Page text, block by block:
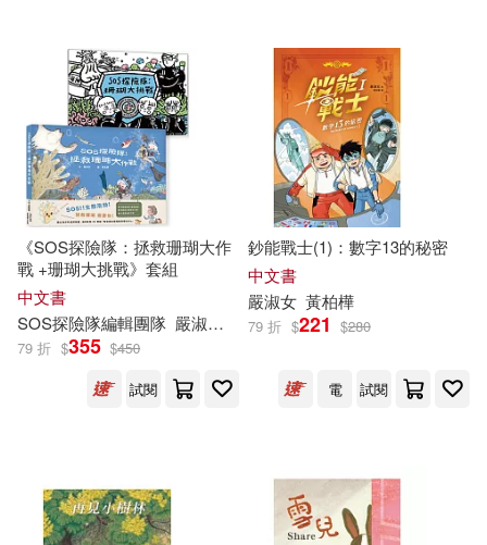
岑澎維(1)
張瓊文(1)
王文華、嚴淑女、黃文輝等(1)
詹凱婷(1) 阿伯特．藍伯(1)
（澳）肖納·英尼斯，（匈）艾瑞茲·
小漫遊文化(2) 小熊出版(2)
格林文化(2) 網路與書出版(2)
交通部公路總局第五區養護工程處
作家出版社(1) 康軒(1)
桃園縣政府文化局(1)
河北美術出版社(1)
財團法人兒童文化藝術基金會(1)
可海外宅配(55)
可港澳店取(46)
可新加坡店取(51)
可菲律賓店取(51)
本週上市新品(1)
《SOS探險隊：拯救珊瑚大作
戰 +珊瑚大挑戰》套組
中文書
SOS探險隊編輯團隊 嚴淑女 徐世賢 蔡嘉驊
79 折 $355 $450
試閱
鈔能戰士(1)：數字13的秘密
中文書
嚴淑女 黃柏樺
79 折 $221 $280
電 試閱